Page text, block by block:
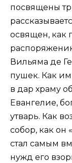
посвящены
освящен, как
Вильяма де
пушек. Как
в дар храму
Евангелие,
утварь. Как
собор, как он
стал самым
нужд его